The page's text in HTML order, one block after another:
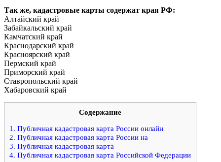
Так же, кадастровые карты содержат края РФ:
Алтайский край
Забайкальский край
Камчатский край
Краснодарский край
Красноярский край
Пермский край
Приморский край
Ставропольский край
Хабаровский край
Содержание
1. Публичная кадастровая карта России онлайн
2. Публичная кадастровая карта России на
3. Публичная кадастровая карта
4. Публичная кадастровая карта Российской Федерации